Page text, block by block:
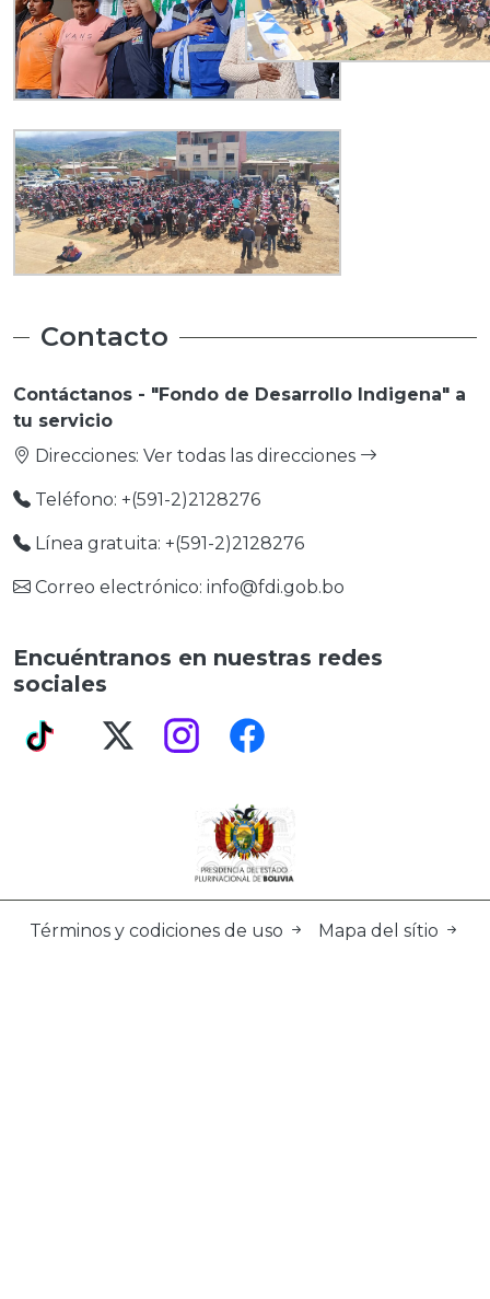
Contacto
Contáctanos - "Fondo de Desarrollo Indigena" a
tu servicio
Direcciones: Ver todas las direcciones
Teléfono: +(591-2)2128276
Línea gratuita: +(591-2)2128276
Correo electrónico: info@fdi.gob.bo
Encuéntranos en nuestras redes
sociales
Términos y codiciones de uso Mapa del sítio